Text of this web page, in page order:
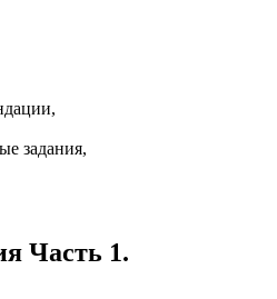
задания,
Часть 1.